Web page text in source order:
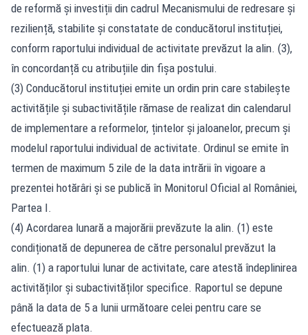
de reformă și investiții din cadrul Mecanismului de redresare și
reziliență, stabilite și constatate de conducătorul instituției,
conform raportului individual de activitate prevăzut la alin. (3),
în concordanță cu atribuțiile din fișa postului.
(3) Conducătorul instituției emite un ordin prin care stabilește
activitățile și subactivitățile rămase de realizat din calendarul
de implementare a reformelor, țintelor și jaloanelor, precum și
modelul raportului individual de activitate. Ordinul se emite în
termen de maximum 5 zile de la data intrării în vigoare a
prezentei hotărâri și se publică în Monitorul Oficial al României,
Partea I.
(4) Acordarea lunară a majorării prevăzute la alin. (1) este
condiționată de depunerea de către personalul prevăzut la
alin. (1) a raportului lunar de activitate, care atestă îndeplinirea
activităților și subactivităților specifice. Raportul se depune
până la data de 5 a lunii următoare celei pentru care se
efectuează plata.